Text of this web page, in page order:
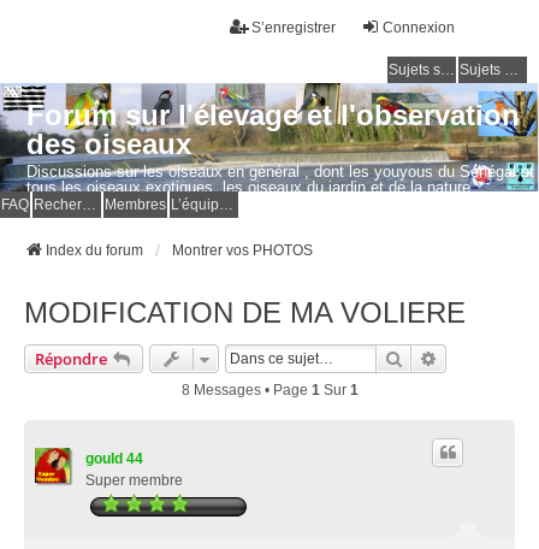
Connexion
S’enregistrer
Sujets sans réponse Sujets actifs
Forum sur l'élevage et l'observation
des oiseaux
Discussions sur les oiseaux en général , dont les youyous du Sénégal et
tous les oiseaux exotiques, les oiseaux du jardin et de la nature.
Questions, photos, expériences.
FAQ Membres
Index du forum Montrer vos PHOTOS
MODIFICATION DE MA VOLIERE
Répondre Rechercher
8 Messages • Page 1 Sur 1
gould 44
Super membre